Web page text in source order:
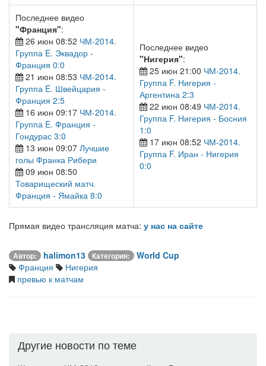
Последнее видео
"Франция":
26 июн 08:52 ЧМ-2014.
Группа E. Эквадор -
Франция 0:0
21 июн 08:53 ЧМ-2014.
Группа E. Швейцария -
Франция 2:5
16 июн 09:17 ЧМ-2014.
Группа E. Франция -
Гондурас 3:0
13 июн 09:07 Лучшие
голы Франка Рибери
09 июн 08:50
Товарищеский матч.
Франция - Ямайка 8:0
Последнее видео
"Нигерия":
25 июн 21:00 ЧМ-2014.
Группа F. Нигерия -
Аргентина 2:3
22 июн 08:49 ЧМ-2014.
Группа F. Нигерия - Босния
1:0
17 июн 08:52 ЧМ-2014.
Группа F. Иран - Нигерия
0:0
Прямая видео трансляция матча: у нас на сайте
Автор: halimon13 Категория:
World Cup
Франция
Нигерия
превью к матчам
Другие новости по теме